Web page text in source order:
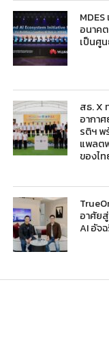
อนาค
เป็นศู
สธ. X
อากา
รติฯ พ
แพลต
ของไท
อาศัย
AI อัจ